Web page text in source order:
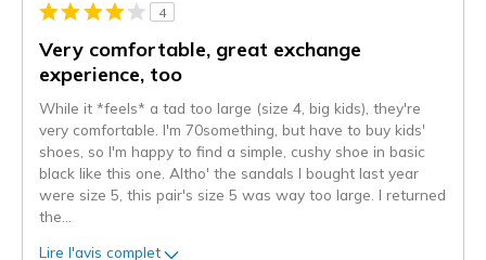
4
Very comfortable, great exchange
experience, too
While it *feels* a tad too large (size 4, big kids), they're
very comfortable. I'm 70something, but have to buy kids'
shoes, so I'm happy to find a simple, cushy shoe in basic
black like this one. Altho' the sandals I bought last year
were size 5, this pair's size 5 was way too large. I returned
the
Lire l'avis complet